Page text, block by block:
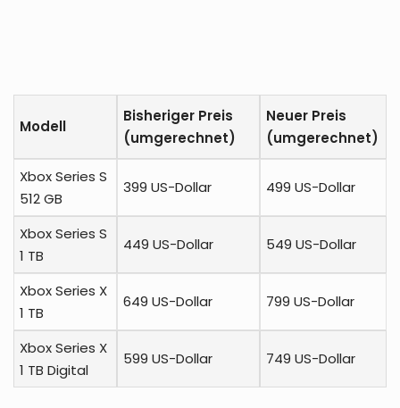
Modell
Bisheriger Preis
(umgerechnet)
Neuer Preis
(umgerechnet)
Xbox Series S
512 GB
399 US-Dollar 499 US-Dollar
Xbox Series S
1 TB
449 US-Dollar 549 US-Dollar
Xbox Series X
1 TB
649 US-Dollar 799 US-Dollar
Xbox Series X
1 TB Digital
599 US-Dollar 749 US-Dollar